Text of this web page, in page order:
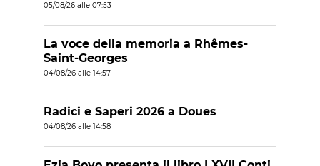
05/08/26 alle 07:53
La voce della memoria a Rhêmes-
Saint-Georges
04/08/26 alle 14:57
Radici e Saperi 2026 a Doues
04/08/26 alle 14:58